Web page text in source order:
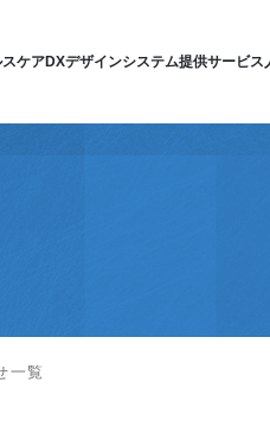
ケアDXデザインシステム提供サービス
一覧